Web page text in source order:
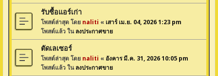
รับซื้อแอร์เก่า
โพสต์ล่าสุด โดย naliti « เสาร์ เม.ย. 04, 2026 1:23 pm
โพสต์แล้ว ในลงประกาศขาย
ตัดเลเซอร์
โพสต์ล่าสุด โดย naliti « อังคาร มี.ค. 31, 2026 10:05 pm
โพสต์แล้ว ในลงประกาศขาย